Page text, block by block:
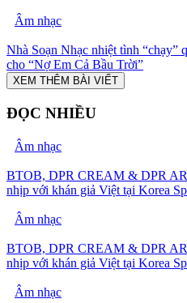
Âm nhạc
Nhà Soạn Nhạc nhiệt tình “chạy”
cho “Nợ Em Cả Bầu Trời”
XEM THÊM BÀI VIẾT
ĐỌC NHIỀU
Âm nhạc
BTOB, DPR CREAM & DPR
nhịp với khán giả Việt tại Korea
Âm nhạc
BTOB, DPR CREAM & DPR
nhịp với khán giả Việt tại Korea
Âm nhạc